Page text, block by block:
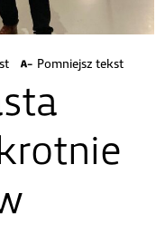
Pomniejsz tekst